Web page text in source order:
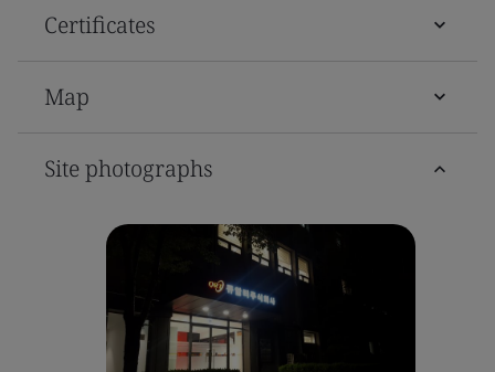
Certificates
Map
Site photographs